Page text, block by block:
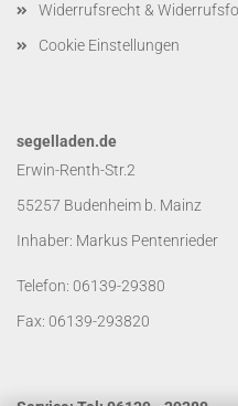
Widerrufsrecht &
Cookie Einstellungen
segelladen.de
Erwin-Renth-Str.2
55257 Budenheim b. Mainz
Inhaber: Markus Pentenrieder
Telefon: 06139-29380
Fax: 06139-293820